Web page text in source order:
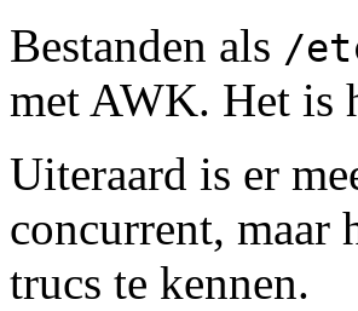
Bestanden als /
met AWK. Het is
Uiteraard is er
concurrent, maar
trucs te kennen.